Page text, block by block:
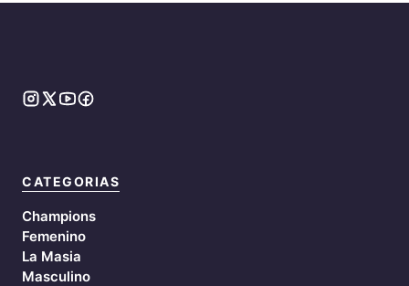
CATEGORIAS
Champions
Femenino
La Masia
Masculino